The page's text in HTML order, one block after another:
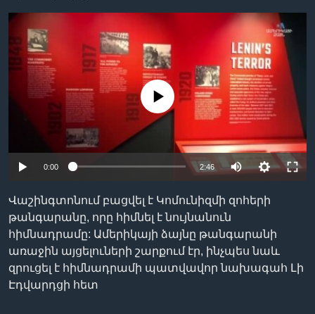
«ԱՄԵՐԻԿԱՅԻ ՁԱՅՆ»-Ի ԿԱՆՈՆԱԴՐՈՒԹՅՈՒՆ
ԿԱՊ ՄԵԶ ՀԵՏ
Learning English
ՀԵՏԵՒԵՔ ՄԵԶ
Լեզուներ
No media source currently available
0:00 2:46
Վաշինգտոնում բացվել է Կոմունիզմի զոհերի
թանգարանը, որը հիմնել է նույնանուն
հիմնադրամը: Ամերիկայի ձայնը թանգարանի
առաջին այցելուների շարքում էր, ինչպես նաև
զրուցել է հիմնադրամի պատվավոր նախագահ Լի
Էդվարդցի հետ